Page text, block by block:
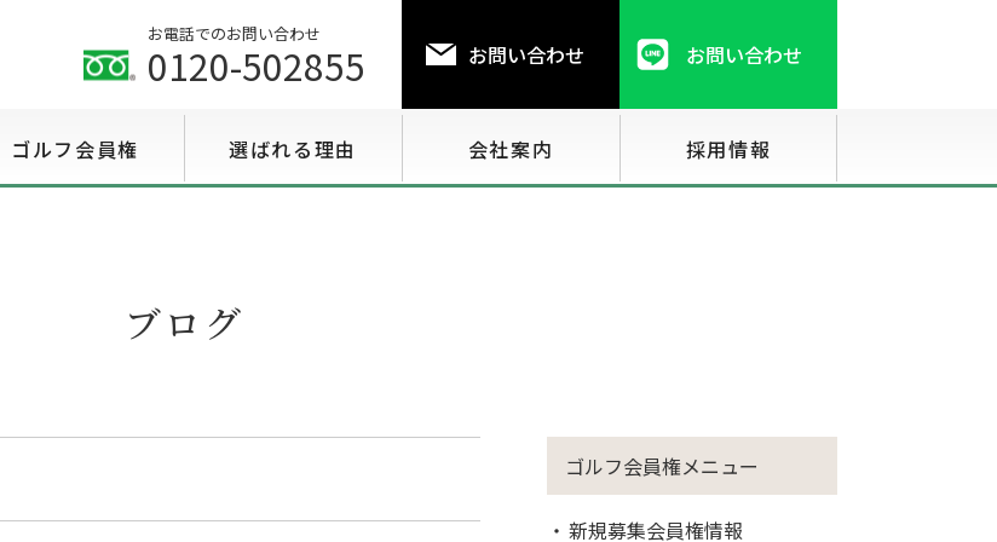
お電話でのお問い合わせ
0120-502855 お問い合わせ お問い合わせ
ゴルフ会員権
至急買い会員権情報
選ばれる理由 会社案内 採用情報
ブログ
ゴルフ会員権メニュー
新規募集会員権情報